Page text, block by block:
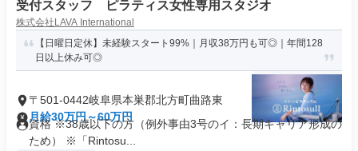
受付スタッフ ピラティス女性専用スタジオ
株式会社LAVA International
【日曜日定休】未経験スタート99%｜月収38万円も可◎｜年間128
日以上休み可◎
〒501-0442岐阜県本巣郡北方町曲路東
月給30万円～60万円
資格 ※38歳以下の方（例外事由3号のイ：長期キャリア形成の
ため） ※「Rintosu...